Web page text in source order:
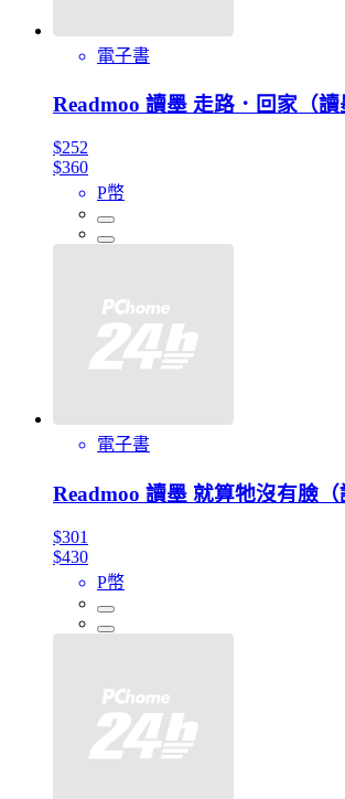
電子書
Readmoo 讀墨 走路．回家（讀
$252
$360
P幣
電子書
Readmoo 讀墨 就算牠沒有臉（
$301
$430
P幣